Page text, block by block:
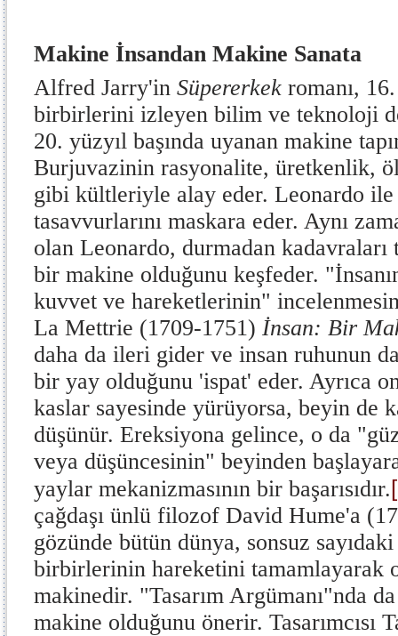
Makine İnsandan Makine Sanata
Alfred Jarry'in Süpererkek romanı,
birbirlerini izleyen bilim ve teknoloji
20. yüzyıl başında uyanan makine
Burjuvazinin rasyonalite, üretkenlik,
gibi kültleriyle alay eder. Leonardo ile
tasavvurlarını maskara eder. Aynı
olan Leonardo, durmadan kadavraları
bir makine olduğunu keşfeder.
kuvvet ve hareketlerinin"
La Mettrie (1709-1751) İnsan: Bir
daha da ileri gider ve insan ruhunun
bir yay olduğunu 'ispat' eder. Ayrıca
kaslar sayesinde yürüyorsa, beyin de
düşünür. Ereksiyona gelince, o da
veya düşüncesinin" beyinden
yaylar mekanizmasının bir başarısıdır.
çağdaşı ünlü filozof David Hume'a
gözünde bütün dünya, sonsuz
birbirlerinin hareketini tamamlayarak
makinedir. "Tasarım Argümanı"nda
makine olduğunu önerir. Tasarımcısı